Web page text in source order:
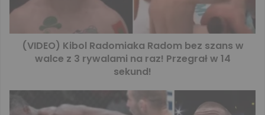
(VIDEO) Kibol Radomiaka Radom bez szans w
walce z 3 rywalami na raz! Przegrał w 14
sekund!